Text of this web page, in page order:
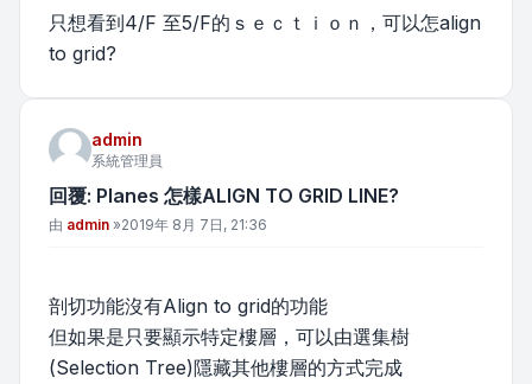
只想看到4/F 至5/F的ｓｅｃｔｉｏｎ，可以怎align
to grid?
admin
系統管理員
回覆: Planes 怎樣ALIGN TO GRID LINE?
文章
由 admin »2019年 8月 7日, 21:36
剖切功能沒有Align to grid的功能
但如果是只要顯示特定樓層，可以由選集樹
(Selection Tree)隱藏其他樓層的方式完成